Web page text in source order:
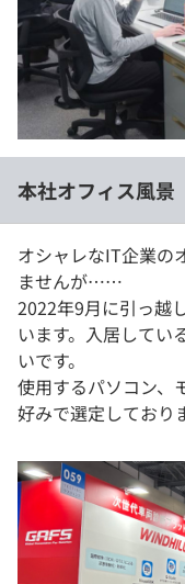
イベント・セミナー
インタビュー
ナレッジ
リファレンス
プラン
個人向けプラン
法人向けプラン
学校向けプラン
契約内容・クーポン
評価結果一覧
再チャレンジ結果一覧
Tech Team Journal
paiza times
paizaとは？
本社オフィス風景
オシャレなIT企業の
ませんが……
2022年9月に引っ越
います。入居してい
いです。
使用するパソコン、
好みで選定しており